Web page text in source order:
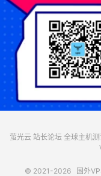
萤光云 站长论坛 全球主机测
© 2021-2026 国外